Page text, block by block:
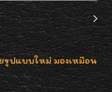
รูปแบบใหม่ มองเหมือน